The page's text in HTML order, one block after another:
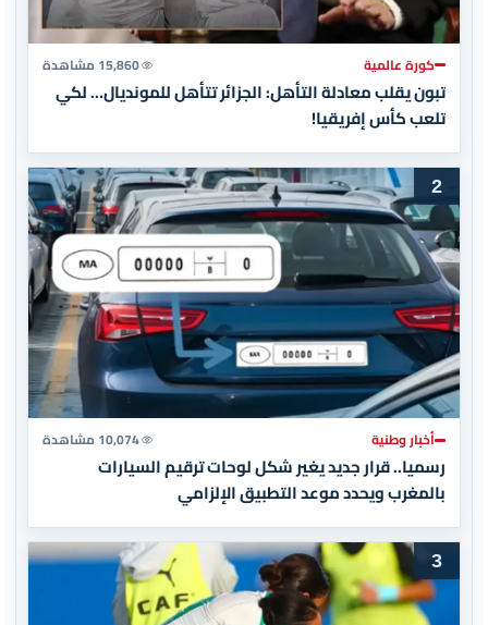
كورة عالمية 15,860 مشاهدة
تبون يقلب معادلة التأهل: الجزائر تتأهل للمونديال… لكي
تلعب كأس إفريقيا!
2
أخبار وطنية 10,074 مشاهدة
رسميا.. قرار جديد يغير شكل لوحات ترقيم السيارات
بالمغرب ويحدد موعد التطبيق الإلزامي
3